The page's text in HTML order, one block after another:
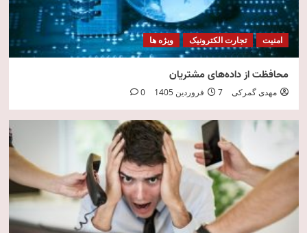
امنیت تجارت الکترونیک ویژه ها
محافظت از داده‌های مشتریان
مهدی گمرکی 7 فروردین 1405 0